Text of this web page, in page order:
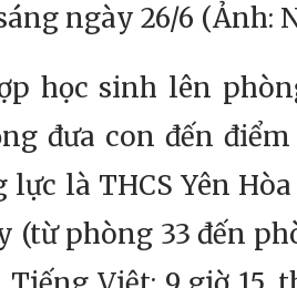
ngày 26/6 (Ảnh:
học sinh lên
đưa con đến
lực là THCS Yên
(từ phòng 33 đến